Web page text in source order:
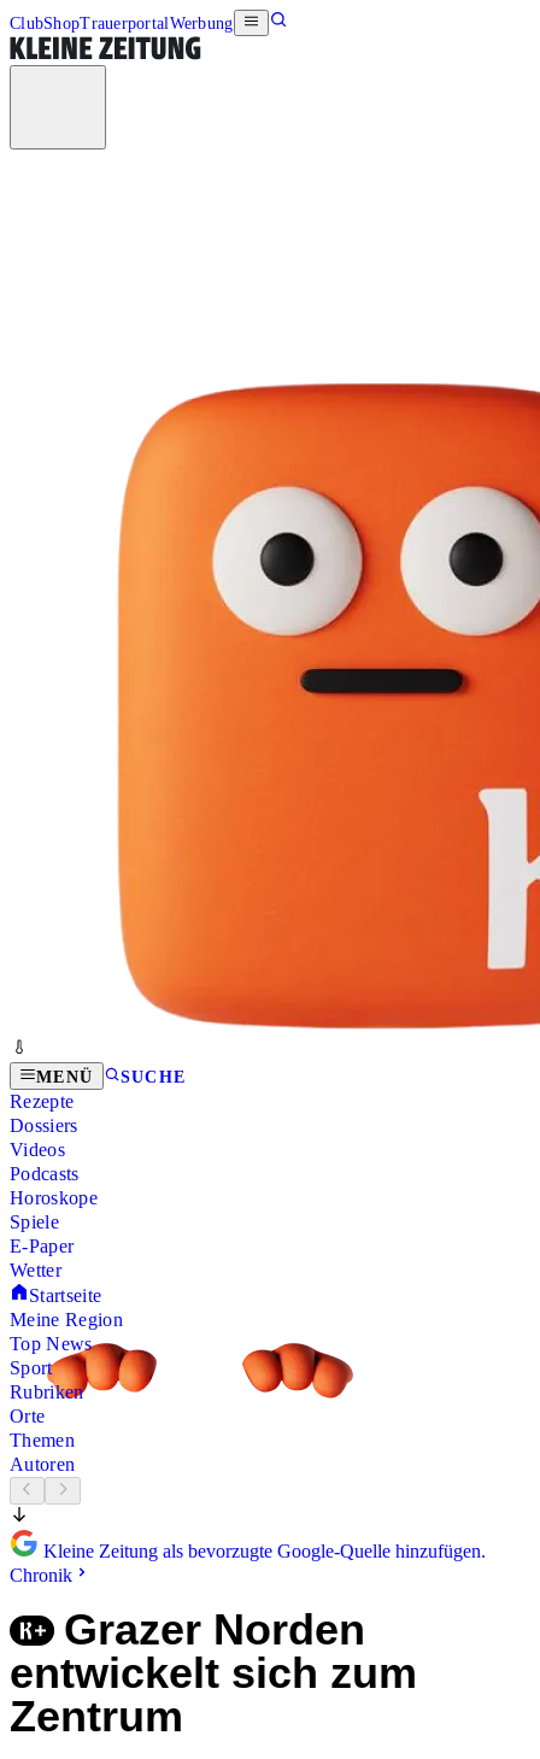
ClubShopTrauerportalWerbung
MENÜ SUCHE
Rezepte
Dossiers
Videos
Podcasts
Horoskope
Spiele
E-Paper
Wetter
Startseite
Meine Region
Top News
Sport
Rubriken
Orte
Themen
Autoren
Kleine Zeitung als bevorzugte Google-Quelle hinzufügen.
Chronik
Grazer Norden
entwickelt sich zum
Zentrum